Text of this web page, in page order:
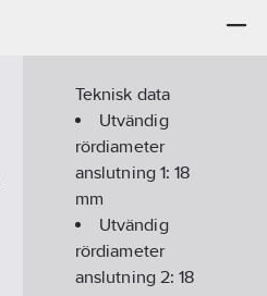
Teknisk data
Utvändig
rördiameter
anslutning 1:18
mm
Utvändig
rördiameter
anslutning 2:18